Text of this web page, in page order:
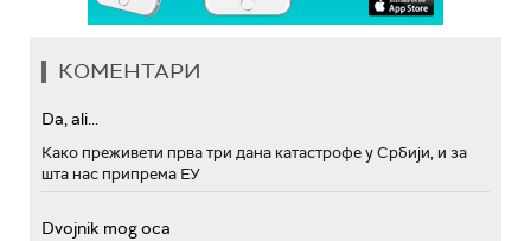
КОМЕНТАРИ
Da, ali...
Како преживети прва три дана катастрофе у Србији, и за
шта нас припрема ЕУ
Dvojnik mog oca